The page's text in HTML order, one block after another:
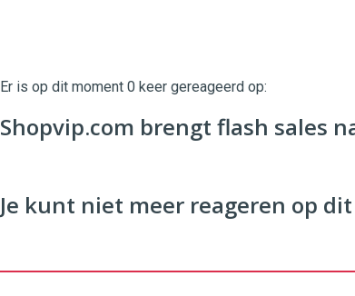
Digital
96 54
Er is op dit moment 0 keer gereageerd op:
Shopvip.com brengt flash sales
Je kunt niet meer reageren op